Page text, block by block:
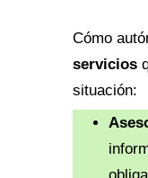
Cómo
servicios
situación: